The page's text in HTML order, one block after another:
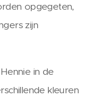
opgegeten,
zijn
in de
kleuren